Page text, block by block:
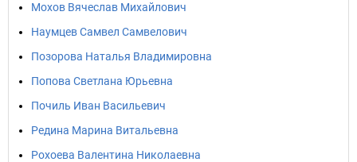
Мохов Вячеслав Михайлович
Наумцев Самвел Самвелович
Позорова Наталья Владимировна
Попова Светлана Юрьевна
Почиль Иван Васильевич
Редина Марина Витальевна
Рохоева Валентина Николаевна